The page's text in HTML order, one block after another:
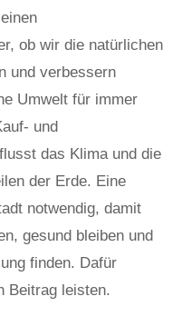
ob wir die natürlichen
und verbessern
Umwelt für immer
und
das Klima und die
der Erde. Eine
notwendig, damit
gesund bleiben und
finden. Dafür
Beitrag leisten.